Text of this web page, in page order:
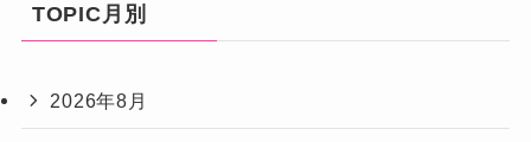
TOPIC月別
2026年8月